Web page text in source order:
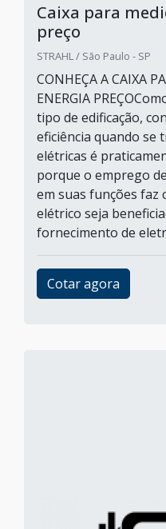
Caixa para
preço
STRAHL / São Paulo - SP
CONHEÇA A CAIXA
ENERGIA
tipo de edificação,
eficiência quando se
elétricas é
porque o emprego
em suas funções faz
elétrico seja
fornecimento de
Cotar agora